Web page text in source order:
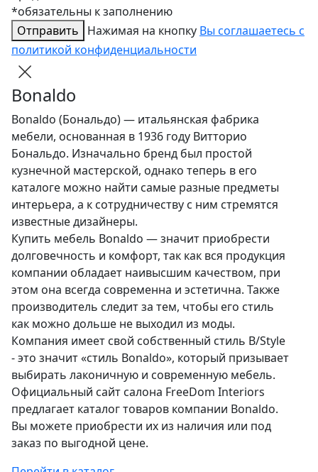
*обязательны к заполнению
Отправить
Нажимая на кнопку Вы соглашаетесь с
политикой конфиденциальности
Bonaldo
Bonaldo (Бональдо) — итальянская фабрика
мебели, основанная в 1936 году Витторио
Бональдо. Изначально бренд был простой
кузнечной мастерской, однако теперь в его
каталоге можно найти самые разные предметы
интерьера, а к сотрудничеству с ним стремятся
известные дизайнеры.
Купить мебель Bonaldo — значит приобрести
долговечность и комфорт, так как вся продукция
компании обладает наивысшим качеством, при
этом она всегда современна и эстетична. Также
производитель следит за тем, чтобы его стиль
как можно дольше не выходил из моды.
Компания имеет свой собственный стиль B/Style
- это значит «стиль Bonaldo», который призывает
выбирать лаконичную и современную мебель.
Официальный сайт салона FreeDom Interiors
предлагает каталог товаров компании Bonaldo.
Вы можете приобрести их из наличия или под
заказ по выгодной цене.